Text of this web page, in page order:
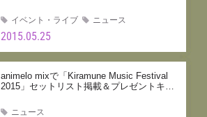
2015.05.25
イベント・ライブ ニュース
animelo mixで「Kiramune Music Festival
2015」セットリスト掲載＆プレゼントキャ
ニュース